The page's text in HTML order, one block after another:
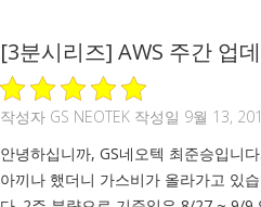
[3분시리즈] AWS 주간 업
작성자 GS NEOTEK 작성일 9월 13,
안녕하십니까, GS네오텍 최준승입니
아끼나 했더니 가스비가 올라가고 있